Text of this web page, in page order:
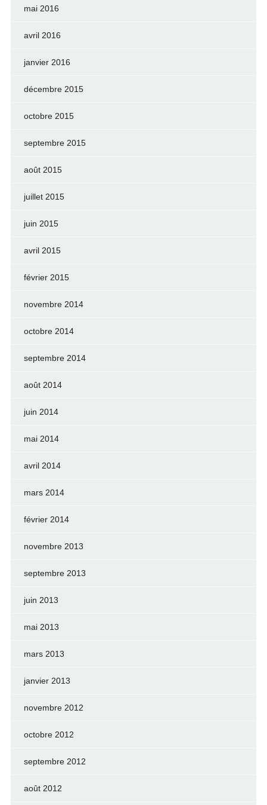
mai 2016
avril 2016
janvier 2016
décembre 2015
octobre 2015
septembre 2015
août 2015
juillet 2015
juin 2015
avril 2015
février 2015
novembre 2014
octobre 2014
septembre 2014
août 2014
juin 2014
mai 2014
avril 2014
mars 2014
février 2014
novembre 2013
septembre 2013
juin 2013
mai 2013
mars 2013
janvier 2013
novembre 2012
octobre 2012
septembre 2012
août 2012